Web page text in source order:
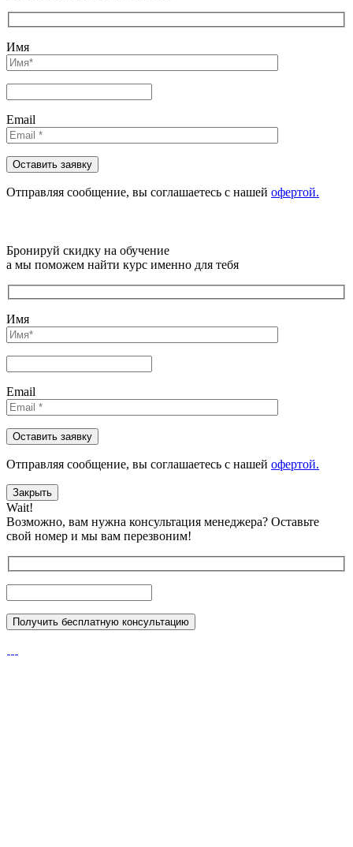
Имя
Email
Отправляя сообщениe, вы соглашаетесь с нашей офертой.
Бронируй скидку на обучение
а мы поможем найти курс именно для тебя
Имя
Email
Отправляя сообщениe, вы соглашаетесь с нашей офертой.
Закрыть
Wait!
Возможно, вам нужна консультация менеджера? Оставьте
свой номер и мы вам перезвоним!